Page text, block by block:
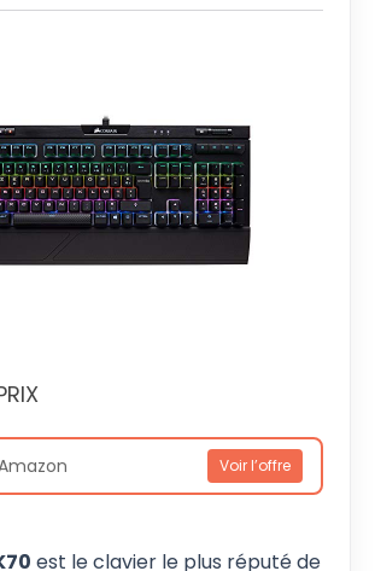
Voir l’offre
est le clavier le plus réputé de